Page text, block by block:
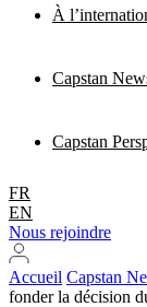
À
Capstan
Capstan
FR
EN
Nous rejoindre
Accueil Capstan
fonder la décision